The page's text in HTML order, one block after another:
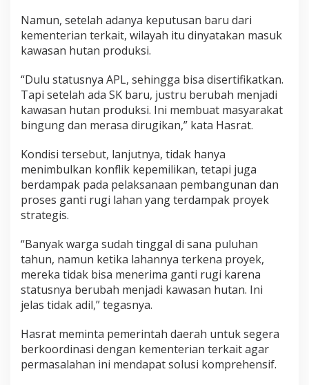
Namun, setelah adanya keputusan baru dari
kementerian terkait, wilayah itu dinyatakan masuk
kawasan hutan produksi.
“Dulu statusnya APL, sehingga bisa disertifikatkan.
Tapi setelah ada SK baru, justru berubah menjadi
kawasan hutan produksi. Ini membuat masyarakat
bingung dan merasa dirugikan,” kata Hasrat.
Kondisi tersebut, lanjutnya, tidak hanya
menimbulkan konflik kepemilikan, tetapi juga
berdampak pada pelaksanaan pembangunan dan
proses ganti rugi lahan yang terdampak proyek
strategis.
“Banyak warga sudah tinggal di sana puluhan
tahun, namun ketika lahannya terkena proyek,
mereka tidak bisa menerima ganti rugi karena
statusnya berubah menjadi kawasan hutan. Ini
jelas tidak adil,” tegasnya.
Hasrat meminta pemerintah daerah untuk segera
berkoordinasi dengan kementerian terkait agar
permasalahan ini mendapat solusi komprehensif.